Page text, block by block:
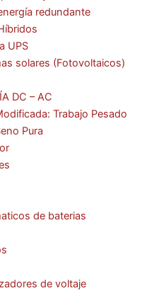
redundante
UPS
solares (Fotovoltaicos)
DC – AC
Trabajo Pesado
Pura
de baterias
de voltaje